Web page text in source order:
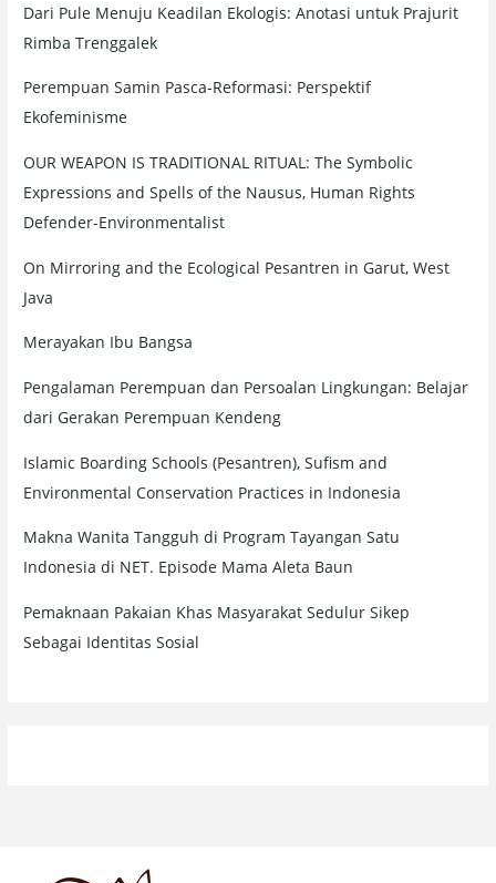
Dari Pule Menuju Keadilan Ekologis: Anotasi untuk Prajurit
Rimba Trenggalek
Perempuan Samin Pasca-Reformasi: Perspektif
Ekofeminisme
OUR WEAPON IS TRADITIONAL RITUAL: The Symbolic
Expressions and Spells of the Nausus, Human Rights
Defender-Environmentalist
On Mirroring and the Ecological Pesantren in Garut, West
Java
Merayakan Ibu Bangsa
Pengalaman Perempuan dan Persoalan Lingkungan: Belajar
dari Gerakan Perempuan Kendeng
Islamic Boarding Schools (Pesantren), Sufism and
Environmental Conservation Practices in Indonesia
Makna Wanita Tangguh di Program Tayangan Satu
Indonesia di NET. Episode Mama Aleta Baun
Pemaknaan Pakaian Khas Masyarakat Sedulur Sikep
Sebagai Identitas Sosial